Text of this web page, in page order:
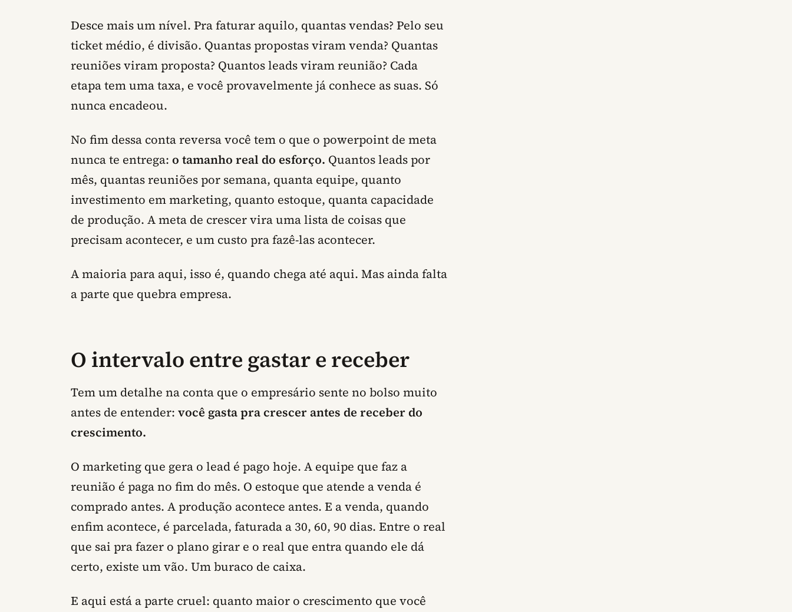
Desce mais um nível. Pra faturar aquilo, quantas vendas? Pelo seu
ticket médio, é divisão. Quantas propostas viram venda? Quantas
reuniões viram proposta? Quantos leads viram reunião? Cada
etapa tem uma taxa, e você provavelmente já conhece as suas. Só
nunca encadeou.
No fim dessa conta reversa você tem o que o powerpoint de meta
nunca te entrega: o tamanho real do esforço. Quantos leads por
mês, quantas reuniões por semana, quanta equipe, quanto
investimento em marketing, quanto estoque, quanta capacidade
de produção. A meta de crescer vira uma lista de coisas que
precisam acontecer, e um custo pra fazê-las acontecer.
A maioria para aqui, isso é, quando chega até aqui. Mas ainda falta
a parte que quebra empresa.
O intervalo entre gastar e receber
Tem um detalhe na conta que o empresário sente no bolso muito
antes de entender: você gasta pra crescer antes de receber do
crescimento.
O marketing que gera o lead é pago hoje. A equipe que faz a
reunião é paga no fim do mês. O estoque que atende a venda é
comprado antes. A produção acontece antes. E a venda, quando
enfim acontece, é parcelada, faturada a 30, 60, 90 dias. Entre o real
que sai pra fazer o plano girar e o real que entra quando ele dá
certo, existe um vão. Um buraco de caixa.
E aqui está a parte cruel: quanto maior o crescimento que você